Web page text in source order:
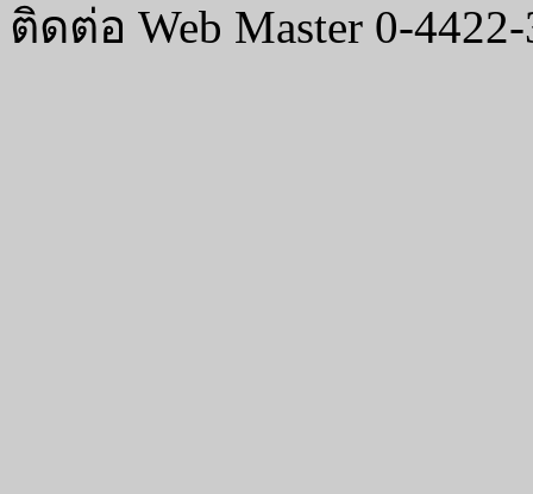
ติดต่อ Web Master 0-